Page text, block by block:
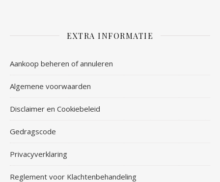
EXTRA INFORMATIE
Aankoop beheren of annuleren
Algemene voorwaarden
Disclaimer en Cookiebeleid
Gedragscode
Privacyverklaring
Reglement voor Klachtenbehandeling